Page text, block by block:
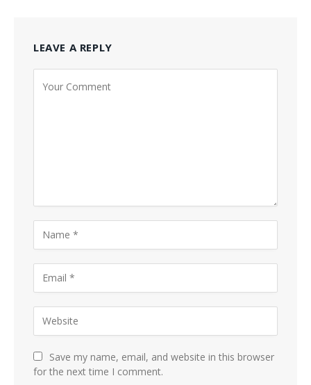
LEAVE A REPLY
Save my name, email, and website in this browser
for the next time I comment.